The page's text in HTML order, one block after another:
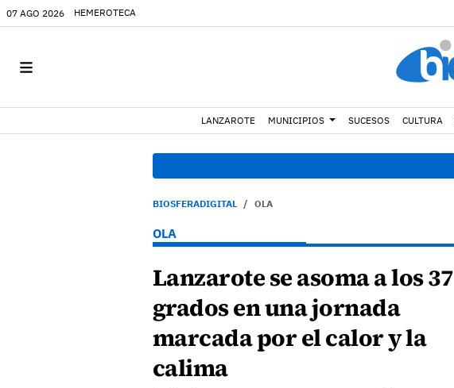
07 AGO 2026 HEMEROTECA
LANZAROTE MUNICIPIOS SUCESOS CULTURA
BIOSFERADIGITAL OLA
OLA
Lanzarote se asoma a los 37
grados en una jornada
marcada por el calor y la
calima